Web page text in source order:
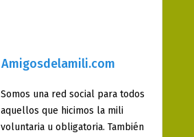
Amigosdelamili.com
Somos una red social para todos
aquellos que hicimos la mili
voluntaria u obligatoria. También